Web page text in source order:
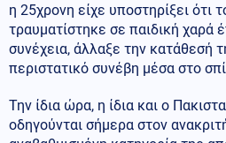
η 25χρονη είχε υποστηρίξει ότι
τραυματίστηκε σε παιδική χαρά
συνέχεια, άλλαξε την κατάθεσή
περιστατικό συνέβη μέσα στο
Την ίδια ώρα, η ίδια και ο
οδηγούνται σήμερα στον